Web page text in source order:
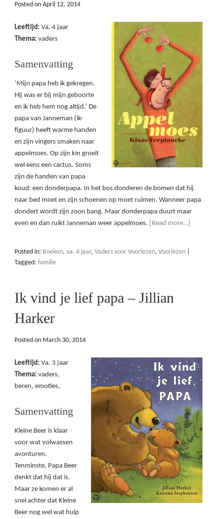
Posted on April 12, 2014
Leeftijd: Va. 4 jaar
Thema: vaders
Samenvatting
‘Mijn papa heb ik gekregen.
Hij was er bij mijn geboorte
en ik heb hem nog altijd.’ De
papa van Janneman (ik-
figuur) heeft warme handen
en zijn vingers smaken naar
appelmoes. Op zijn kin groeit
wel eens een cactus. Soms
zijn de handen van papa
koud: een donderpapa. In het bos donderen de bomen dat hij
naar bed moet en zijn schoenen op moet ruimen. Wanneer papa
dondert wordt zijn zoon bang. Maar donderpapa duurt maar
even en dan ruikt Janneman weer appelmoes.
[Read more…]
Posted in: Boeken, va. 4 jaar, Vaders voor Voorlezen, Voorlezen
Tagged: familie
Ik vind je lief papa – Jillian
Harker
Posted on March 30, 2014
Leeftijd: Va. 3 jaar
Thema: vaders,
beren, emoties,
Samenvatting
Kleine Beer is klaar
voor wat volwassen
avonturen.
Tenminste, Papa Beer
denkt dat hij dat is.
Maar ze komen er al
snel achter dat Kleine
Beer nog wel wat hulp